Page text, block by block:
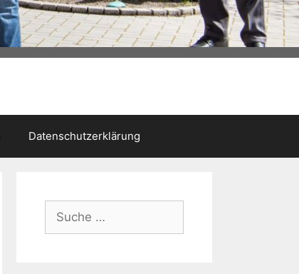
Datenschutzerklärung
Suche
nach: